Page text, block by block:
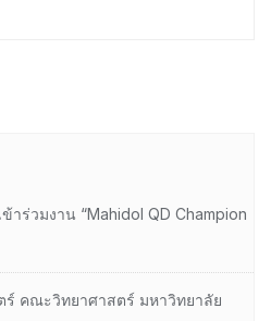
ร่วมงาน “Mahidol QD Champion
คณะวิทยาศาสตร์ มหาวิทยาลัย